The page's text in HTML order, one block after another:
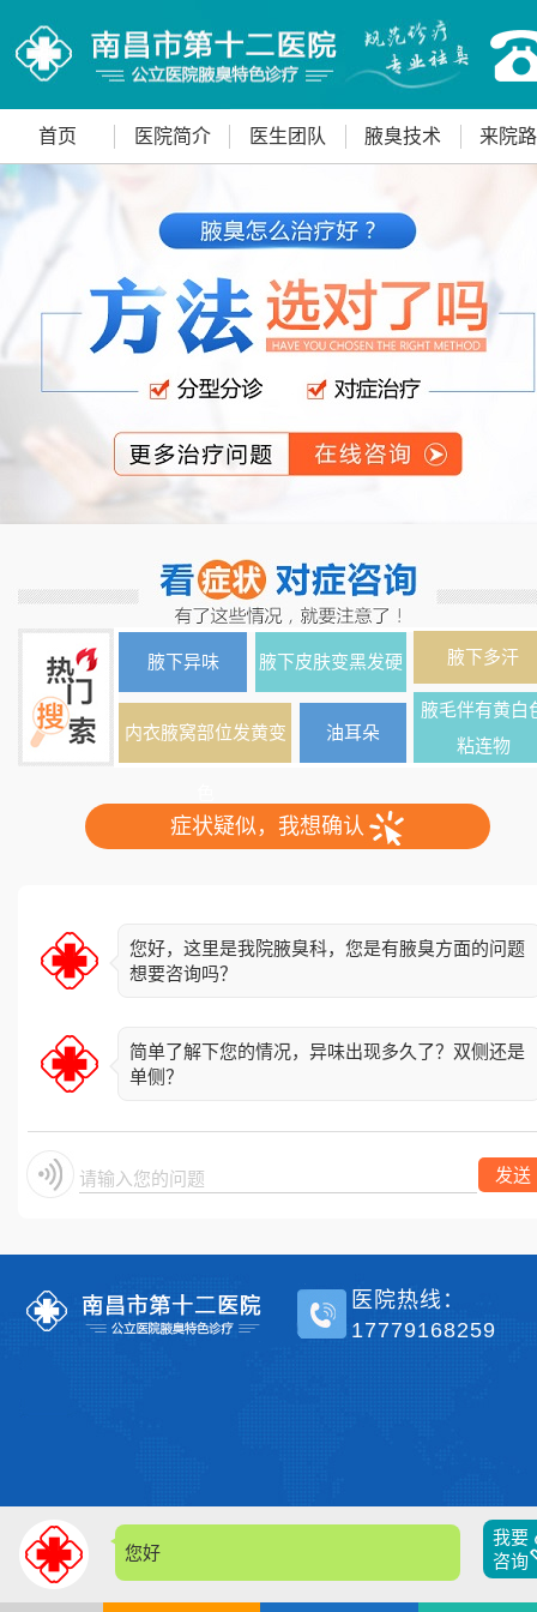
首页 医院简介 医生团队 腋臭技术 来院
腋下异味 腋下皮肤变黑发硬 腋下多汗
内衣腋窝部位发黄变 油耳朵
腋毛伴有黄白
粘连物
症状疑似，我想确认
您好，这里是我院腋臭科，您是有腋臭方面的问题
想要咨询吗？
简单了解下您的情况，异味出现多久了？双侧还是
单侧？
请输入您的问题. 发送
您好，
我要
咨询
医院热线：
17779168259